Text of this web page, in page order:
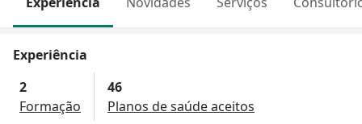
Experiência
2
Formação
46
Planos de saúde aceitos